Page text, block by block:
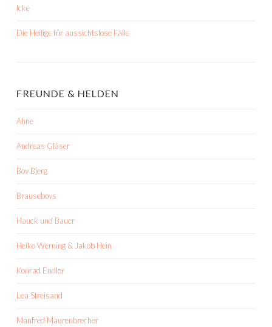
Icke
Die Heilige für aussichtslose Fälle
FREUNDE & HELDEN
Ahne
Andreas Gläser
Bov Bjerg
Brauseboys
Hauck und Bauer
Heiko Werning & Jakob Hein
Konrad Endler
Lea Streisand
Manfred Maurenbrecher